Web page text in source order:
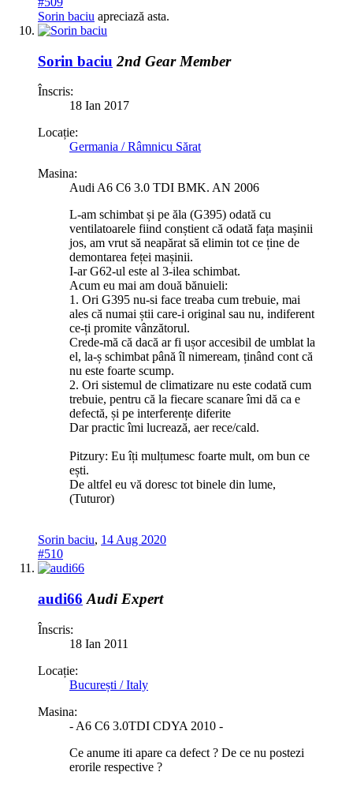
Sorin baciu apreciază asta.
Sorin baciu 2nd Gear Member
Înscris:
18 Ian 2017
Locație:
Germania / Râmnicu Sărat
Masina:
Audi A6 C6 3.0 TDI BMK. AN 2006
L-am schimbat și pe ăla (G395) odată cu
ventilatoarele fiind conștient că odată fața mașinii
jos, am vrut să neapărat să elimin tot ce ține de
demontarea feței mașinii.
I-ar G62-ul este al 3-ilea schimbat.
Acum eu mai am două bănuieli:
1. Ori G395 nu-si face treaba cum trebuie, mai
ales că numai știi care-i original sau nu, indiferent
ce-ți promite vânzătorul.
Crede-mă că dacă ar fi ușor accesibil de umblat la
el, la-ș schimbat până îl nimeream, ținând cont că
nu este foarte scump.
2. Ori sistemul de climatizare nu este codată cum
trebuie, pentru că la fiecare scanare îmi dă ca e
defectă, și pe interferențe diferite
Dar practic îmi lucrează, aer rece/cald.
Pitzury: Eu îți mulțumesc foarte mult, om bun ce
ești.
De altfel eu vă doresc tot binele din lume,
(Tuturor)
Sorin baciu, 14 Aug 2020
#510
audi66 Audi Expert
Înscris:
18 Ian 2011
Locație:
București / Italy
Masina:
- A6 C6 3.0TDI CDYA 2010 -
Ce anume iti apare ca defect ? De ce nu postezi
erorile respective ?